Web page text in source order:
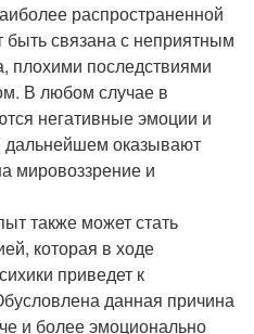
распространенной
быть связана с неприятным
плохими последствиями
В любом случае в
негативные эмоции и
дальнейшем оказывают
мировоззрение и
также может стать
которая в ходе
приведет к
данная причина
и более эмоционально